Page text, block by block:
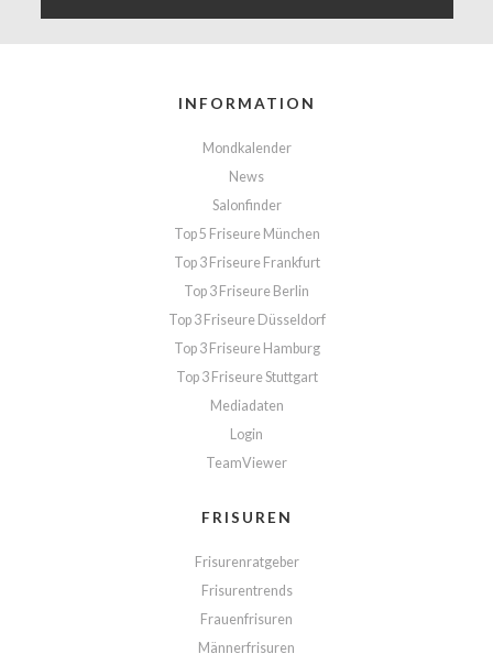
INFORMATION
Mondkalender
News
Salonfinder
Top 5 Friseure München
Top 3 Friseure Frankfurt
Top 3 Friseure Berlin
Top 3 Friseure Düsseldorf
Top 3 Friseure Hamburg
Top 3 Friseure Stuttgart
Mediadaten
Login
TeamViewer
FRISUREN
Frisurenratgeber
Frisurentrends
Frauenfrisuren
Männerfrisuren